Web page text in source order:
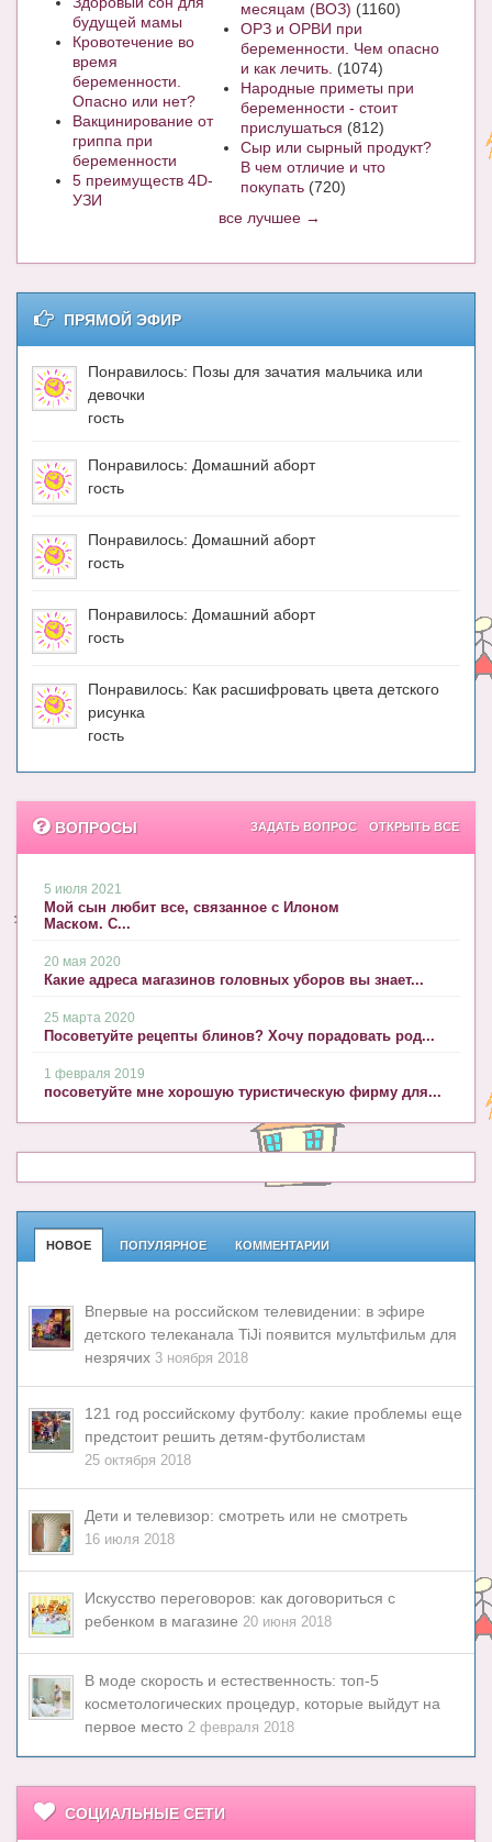
будущей мамы
Кровотечение во
время
беременности.
Опасно или нет?
Вакцинирование от
гриппа при
беременности
5 преимуществ 4D-
УЗИ
месяцам (ВОЗ) (1160)
ОРЗ и ОРВИ при
беременности. Чем опасно
и как лечить. (1074)
Народные приметы при
беременности - стоит
прислушаться (812)
Сыр или сырный продукт?
В чем отличие и что
покупать (720)
все лучшее →
ПРЯМОЙ ЭФИР
Понравилось: Позы для зачатия мальчика или
девочки
гость
Понравилось: Домашний аборт
гость
Понравилось: Домашний аборт
гость
Понравилось: Домашний аборт
гость
Понравилось: Как расшифровать цвета детского
рисунка
гость
ВОПРОСЫ ОТКРЫТЬ ВСЕ
ЗАДАТЬ ВОПРОС
5 июля 2021
Мой сын любит все, связанное с Илоном
Маском. С...
20 мая 2020
Какие адреса магазинов головных уборов вы знает...
25 марта 2020
Посоветуйте рецепты блинов? Хочу порадовать род...
1 февраля 2019
посоветуйте мне хорошую туристическую фирму для...
НОВОЕ ПОПУЛЯРНОЕ КОММЕНТАРИИ
Впервые на российском телевидении: в эфире
детского телеканала TiJi появится мультфильм для
незрячих 3 ноября 2018
121 год российскому футболу: какие проблемы еще
предстоит решить детям-футболистам
25 октября 2018
Дети и телевизор: смотреть или не смотреть
16 июля 2018
Искусство переговоров: как договориться с
ребенком в магазине 20 июня 2018
В моде скорость и естественность: топ-5
косметологических процедур, которые выйдут на
первое место 2 февраля 2018
СОЦИАЛЬНЫЕ СЕТИ